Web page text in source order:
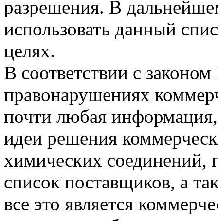
разрешения. В
использовать данный
целях.
В соответствии с
правонарушениях
почти любая
идеи решения
химических соединений,
список поставщиков, а
все это является